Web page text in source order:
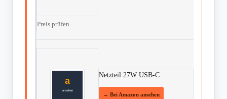
Preis prüfen
Netzteil 27W USB-C